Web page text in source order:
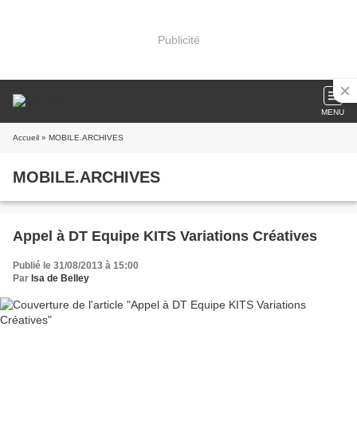
Publicité
MENU
Accueil » MOBILE.ARCHIVES
MOBILE.ARCHIVES
Appel à DT Equipe KITS Variations Créatives
Publié le 31/08/2013 à 15:00
Par Isa de Belley